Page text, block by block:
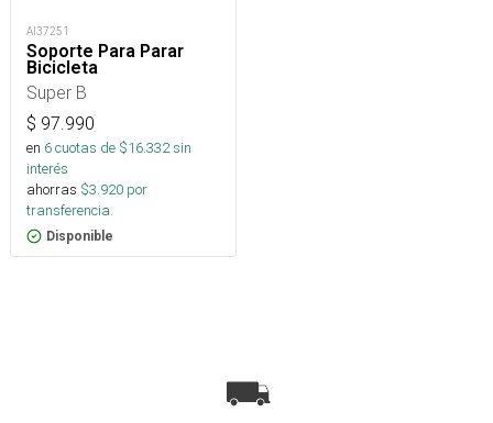
AI37251
Soporte Para Parar
Bicicleta
Super B
$ 97.990
en 6cuotas de $16.332sin
interés
ahorras $3.920 por
transferencia.
Disponible